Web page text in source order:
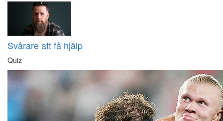
Svårare att få hjälp
Quiz